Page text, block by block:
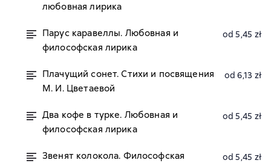
любовная лирика
Парус каравеллы. Любовная и
философская лирика
od 5,45 zł
Плачущий сонет. Стихи и посвящения
М. И. Цветаевой
od 6,13 zł
Два кофе в турке. Любовная и
философская лирика
od 5,45 zł
Звенят колокола. Философская
od 5,45 zł